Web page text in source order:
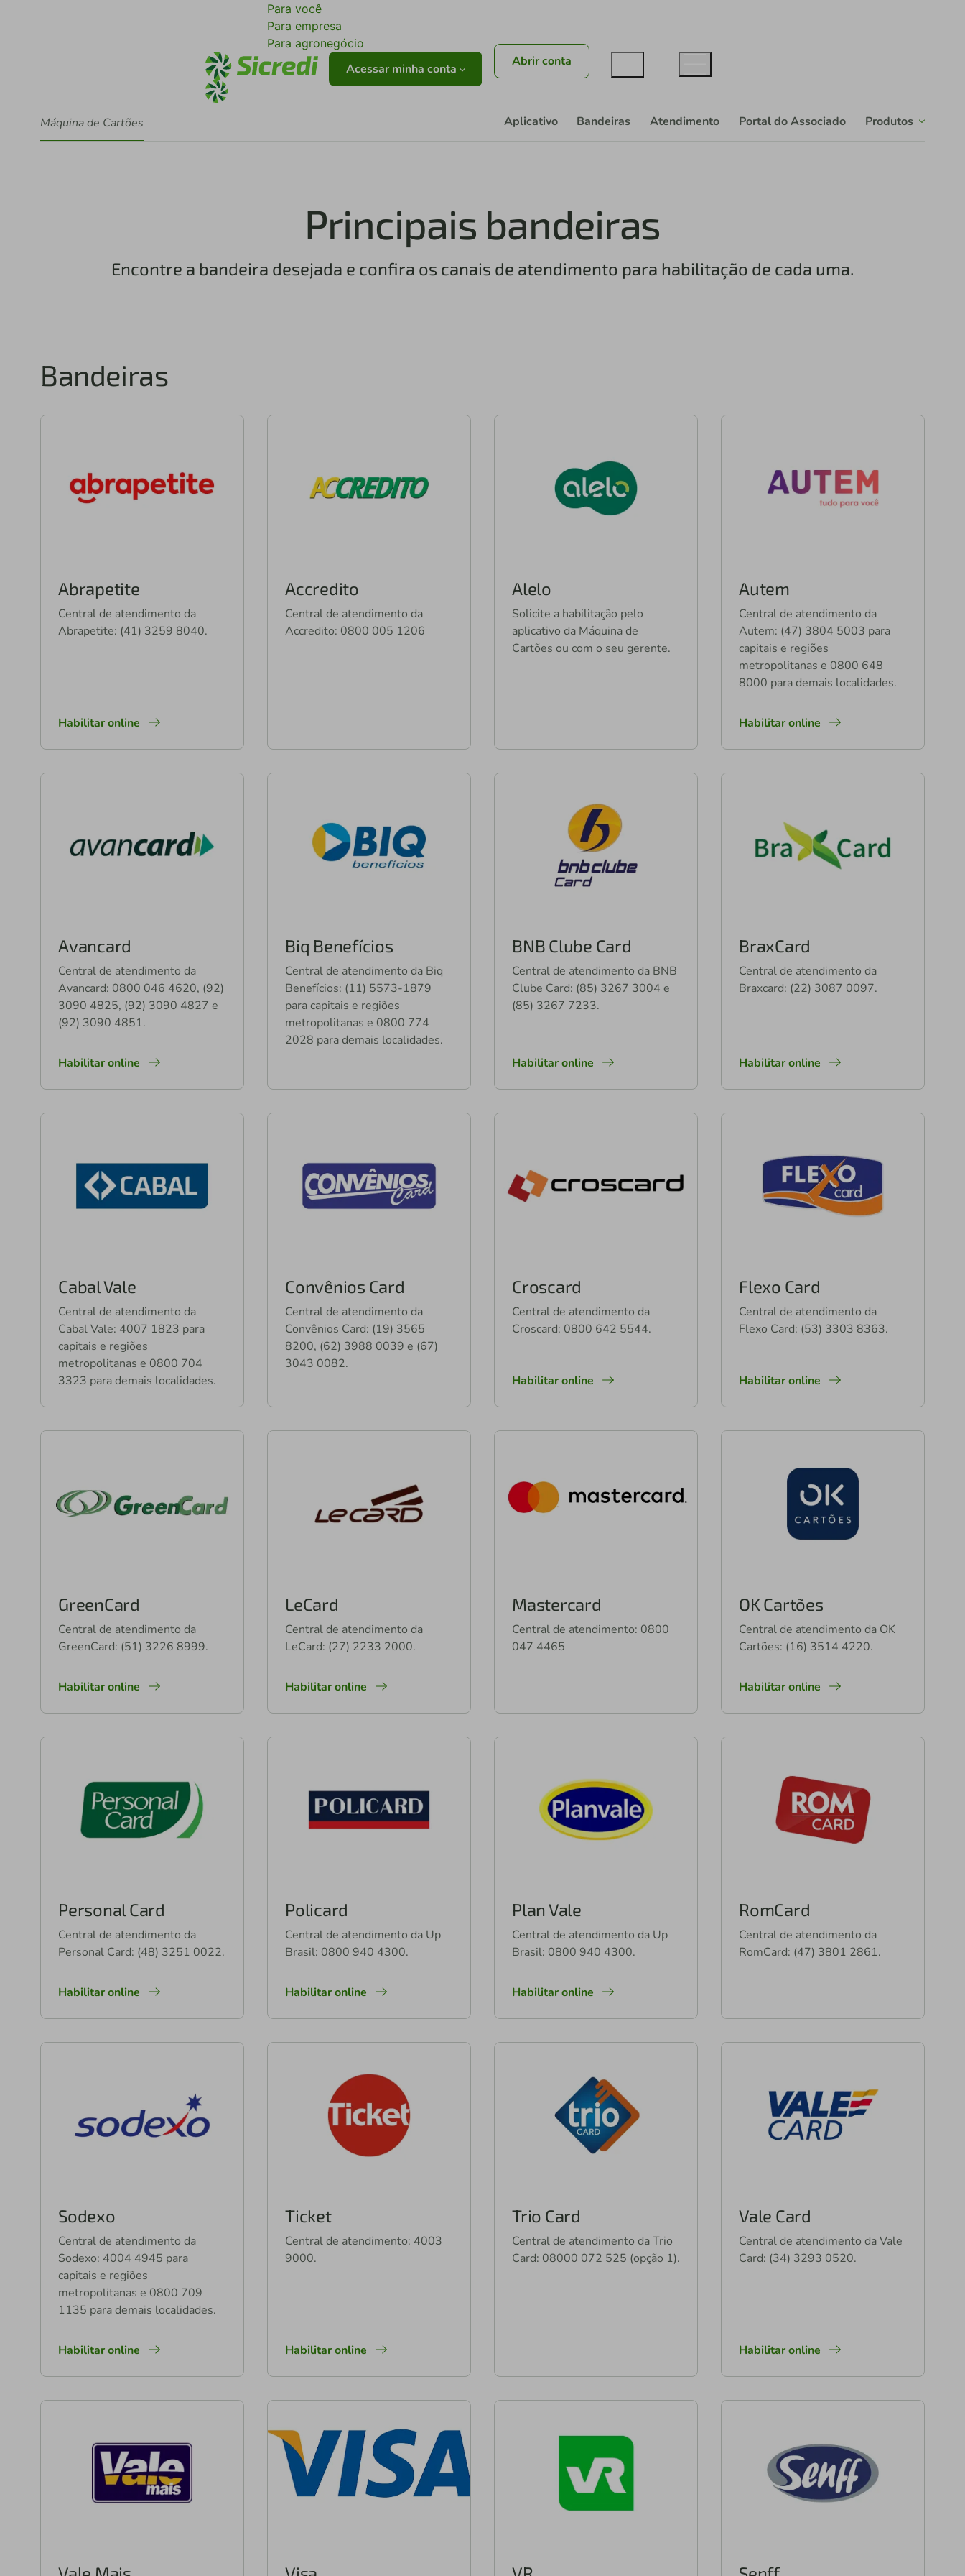
Para você
Para empresa
Para agronegócio
Acessar minha conta Abrir conta
Máquina de Cartões Aplicativo Bandeiras Atendimento Portal do Associado Produtos
Principais bandeiras
Encontre a bandeira desejada e confira os canais de atendimento para habilitação de cada uma.
Bandeiras
Abrapetite
Central de atendimento da
Abrapetite: (41) 3259 8040.
Habilitar online
Accredito
Central de atendimento da
Accredito: 0800 005 1206
Alelo
Solicite a habilitação pelo
aplicativo da Máquina de
Cartões ou com o seu gerente.
Autem
Central de atendimento da
Autem: (47) 3804 5003 para
capitais e regiões
metropolitanas e 0800 648
8000 para demais localidades.
Habilitar online
Avancard
Central de atendimento da
Avancard: 0800 046 4620, (92)
3090 4825, (92) 3090 4827 e
(92) 3090 4851.
Habilitar online
Biq Benefícios
Central de atendimento da Biq
Benefícios: (11) 5573-1879
para capitais e regiões
metropolitanas e 0800 774
2028 para demais localidades.
BNB Clube Card
Central de atendimento da BNB
Clube Card: (85) 3267 3004 e
(85) 3267 7233.
Habilitar online
BraxCard
Central de atendimento da
Braxcard: (22) 3087 0097.
Habilitar online
Cabal Vale
Central de atendimento da
Cabal Vale: 4007 1823 para
capitais e regiões
metropolitanas e 0800 704
3323 para demais localidades.
Convênios Card
Central de atendimento da
Convênios Card: (19) 3565
8200, (62) 3988 0039 e (67)
3043 0082.
Croscard
Central de atendimento da
Croscard: 0800 642 5544.
Habilitar online
Flexo Card
Central de atendimento da
Flexo Card: (53) 3303 8363.
Habilitar online
GreenCard
Central de atendimento da
GreenCard: (51) 3226 8999.
Habilitar online
LeCard
Central de atendimento da
LeCard: (27) 2233 2000.
Habilitar online
Mastercard
Central de atendimento: 0800
047 4465
OK Cartões
Central de atendimento da OK
Cartões: (16) 3514 4220.
Habilitar online
Personal Card
Central de atendimento da
Personal Card: (48) 3251 0022.
Habilitar online
Policard
Central de atendimento da Up
Brasil: 0800 940 4300.
Habilitar online
Plan Vale
Central de atendimento da Up
Brasil: 0800 940 4300.
Habilitar online
RomCard
Central de atendimento da
RomCard: (47) 3801 2861.
Sodexo
Central de atendimento da
Sodexo: 4004 4945 para
capitais e regiões
metropolitanas e 0800 709
1135 para demais localidades.
Habilitar online
Ticket
Central de atendimento: 4003
9000.
Habilitar online
Trio Card
Central de atendimento da Trio
Card: 08000 072 525 (opção 1).
Vale Card
Central de atendimento da Vale
Card: (34) 3293 0520.
Habilitar online